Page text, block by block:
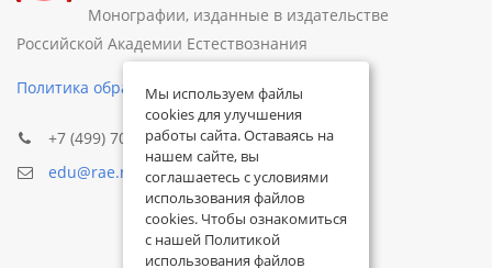
Монографии, изданные в издательстве
Российской Академии Естествознания
Политика обработки персональных данных
+7 (499) 705-72-30
edu@rae.ru
Мы используем файлы
cookies для улучшения
работы сайта. Оставаясь на
нашем сайте, вы
соглашаетесь с условиями
использования файлов
cookies. Чтобы ознакомиться
с нашей Политикой
использования файлов